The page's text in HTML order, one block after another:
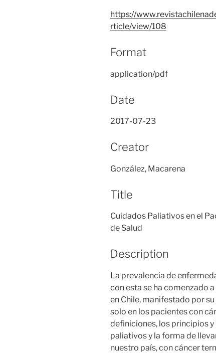
https://
rticle/view/108
Format
application/pdf
Date
2017-07-23
Creator
González, Macarena
Title
Cuidados Paliativos en el
de Salud
Description
La prevalencia de
con esta se ha comenzado
en Chile, manifestado por
solo en los pacientes con
definiciones, los principios
paliativos y la forma de
nuestro país, con cáncer